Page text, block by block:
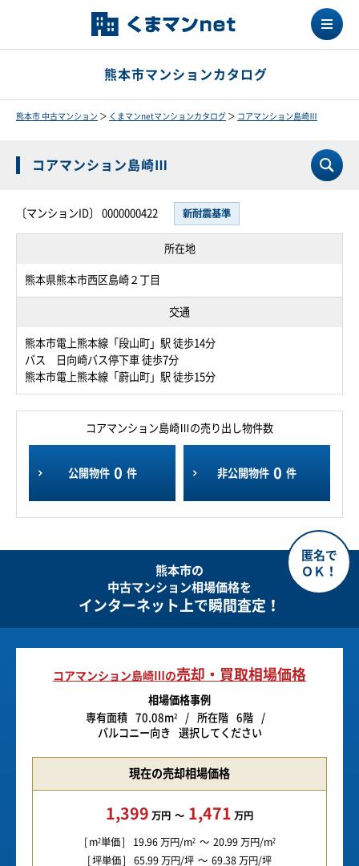
熊本市マンションカタログ
熊本市 中古マンション ＞ くまマンnetマンションカタログ ＞ コアマンション島崎Ⅲ
コアマンション島崎Ⅲ
〔マンションID〕 0000000422 新耐震基準
所在地
熊本県熊本市西区島崎２丁目
交通
熊本市電上熊本線「段山町」駅 徒歩14分
バス 日向崎バス停下車 徒歩7分
熊本市電上熊本線「蔚山町」駅 徒歩15分
コアマンション島崎Ⅲの売り出し物件数
公開物件 0 件 非公開物件 0 件
熊本市の
中古マンション相場価格を
インターネット上で瞬間査定！
コアマンション島崎Ⅲの売却・買取相場価格
相場価格事例
専有面積
70.08m2 所在階
6階
バルコニー向き
選択してください
現在の売却相場価格
1,399 万円 1,471 万円
m2単価 19.96 万円/m2 20.99 万円/m2
坪単価 65.99 万円/坪 69.38 万円/坪